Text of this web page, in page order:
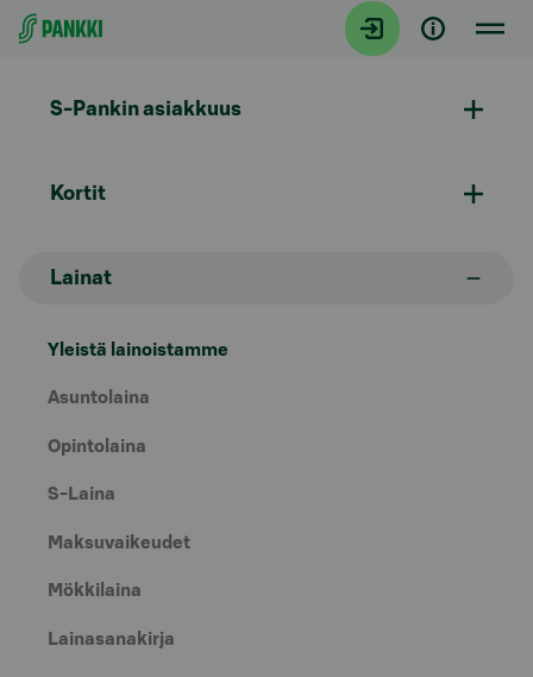
Siirry suoraan sisältöön
S-Pankin asiakkuus
Kortit
Lainat
Yleistä lainoistamme
Asuntolaina
Opintolaina
S-Laina
Maksuvaikeudet
Mökkilaina
Lainasanakirja